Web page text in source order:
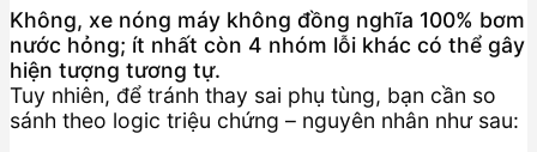
Không, xe nóng máy không đồng nghĩa 100% bơm
nước hỏng; ít nhất còn 4 nhóm lỗi khác có thể gây
hiện tượng tương tự.
Tuy nhiên, để tránh thay sai phụ tùng, bạn cần so
sánh theo logic triệu chứng – nguyên nhân như sau: